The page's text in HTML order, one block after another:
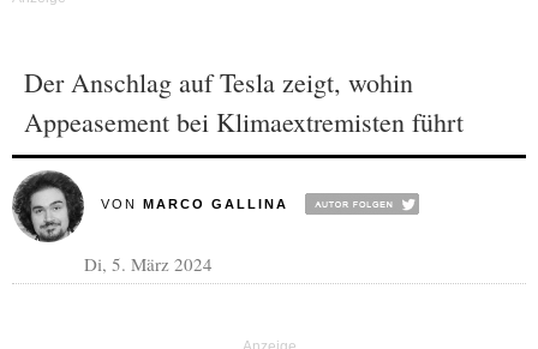
Der Anschlag auf Tesla zeigt, wohin
Appeasement bei Klimaextremisten führt
VON MARCO GALLINA
Di, 5. März 2024